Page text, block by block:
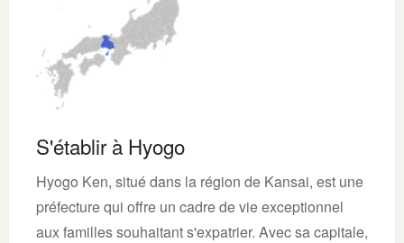
S'établir à Hyogo
Hyogo Ken, situé dans la région de Kansai, est une
préfecture qui offre un cadre de vie exceptionnel
aux familles souhaitant s'expatrier. Avec sa capitale,